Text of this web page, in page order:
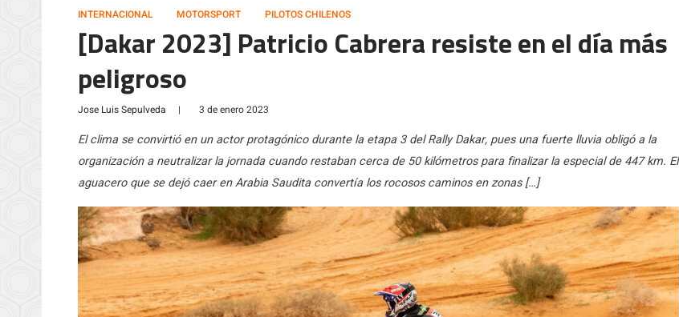
INTERNACIONAL MOTORSPORT PILOTOS CHILENOS
[Dakar 2023] Patricio Cabrera resiste en el día más
peligroso
Jose Luis Sepulveda | 3 de enero 2023
El clima se convirtió en un actor protagónico durante la etapa 3 del Rally Dakar, pues una fuerte lluvia obligó a la
organización a neutralizar la jornada cuando restaban cerca de 50 kilómetros para finalizar la especial de 447 km. El
aguacero que se dejó caer en Arabia Saudita convertía los rocosos caminos en zonas […]